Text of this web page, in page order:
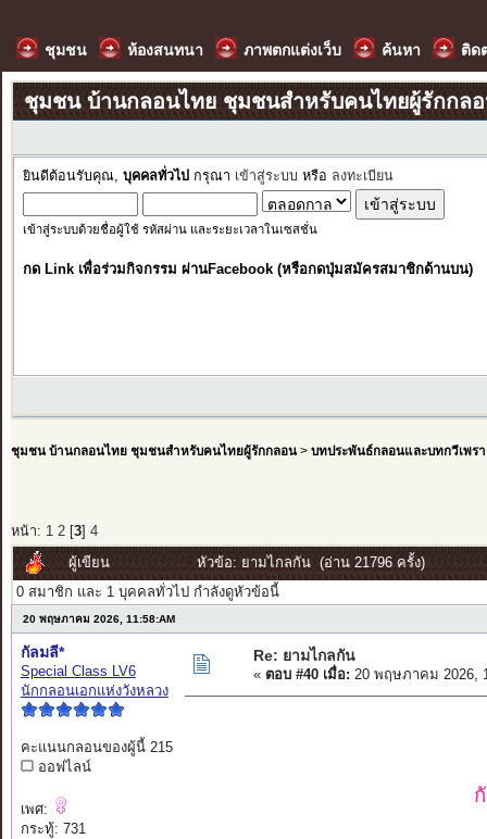
ชุมชน ห้องสนทนา ภาพตกแต่งเว็บ ค้นหา ติด
ชุมชน บ้านกลอนไทย ชุมชนสำหรับคนไทยผู้รักกล
ยินดีต้อนรับคุณ, บุคคลทั่วไป กรุณา เข้าสู่ระบบ หรือ ลงทะเบียน
เข้าสู่ระบบด้วยชื่อผู้ใช้ รหัสผ่าน และระยะเวลาในเซสชั่น
กด Link เพื่อร่วมกิจกรรม ผ่านFacebook (หรือกดปุ่มสมัครสมาชิกด้านบน)
ชุมชน บ้านกลอนไทย ชุมชนสำหรับคนไทยผู้รักกลอน> บทประพันธ์กลอนและบทกวีเพรา
หน้า: 1 2[ 3] 4
ผู้เขียน
หัวข้อ: ยามไกลกัน (อ่าน 21796 ครั้ง)
0 สมาชิก และ 1 บุคคลทั่วไป กำลังดูหัวข้อนี้
20 พฤษภาคม 2026, 11:58:AM
กัลมลี*
Special Class LV6
นักกลอนเอกแห่งวังหลวง
คะแนนกลอนของผู้นี้ 215
ออฟไลน์
เพศ:
กระทู้: 731
Re: ยามไกลกัน
« ตอบ #40 เมื่อ: 20 พฤษภาคม 2026,